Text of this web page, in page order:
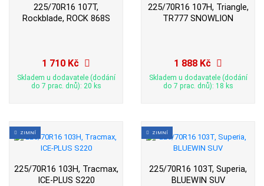
225/70R16 107T,
Rockblade, ROCK 868S
1 710 Kč
Skladem u dodavatele (dodání
do 7 prac. dnů): 20 ks
225/70R16 107H, Triangle,
TR777 SNOWLION
1 888 Kč
Skladem u dodavatele (dodání
do 7 prac. dnů): 18 ks
ZIMNÍ
225/70R16 103H, Tracmax,
ICE-PLUS S220
ZIMNÍ
225/70R16 103T, Superia,
BLUEWIN SUV